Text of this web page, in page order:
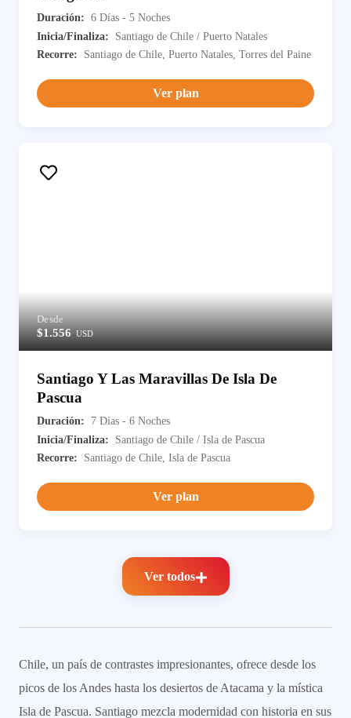
Duración: 6 Días - 5 Noches
Inicia/Finaliza:
Santiago de Chile / Puerto Natales
Recorre:
Santiago de Chile, Puerto Natales, Torres del Paine
Ver plan
Desde
$1.556USD
Santiago Y Las Maravillas De Isla De
Pascua
Duración:
7 Días - 6 Noches
Inicia/Finaliza:
Santiago de Chile / Isla de Pascua
Recorre:
Santiago de Chile, Isla de Pascua
Ver plan
Ver todos
Chile, un país de contrastes impresionantes, ofrece desde los
picos de los Andes hasta los desiertos de Atacama y la mística
Isla de Pascua. Santiago mezcla modernidad con historia en sus